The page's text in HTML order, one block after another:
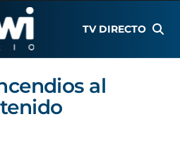
TV DIRECTO
al